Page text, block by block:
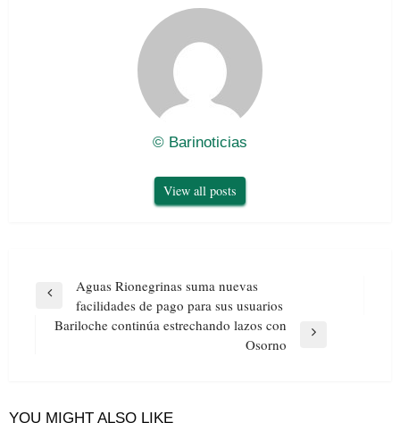
© Barinoticias
View all posts
Navegación
entradas
Previous
Post
Aguas Rionegrinas suma nuevas
facilidades de pago para sus usuarios
Bariloche continúa estrechando lazos con
Osorno
YOU MIGHT ALSO LIKE